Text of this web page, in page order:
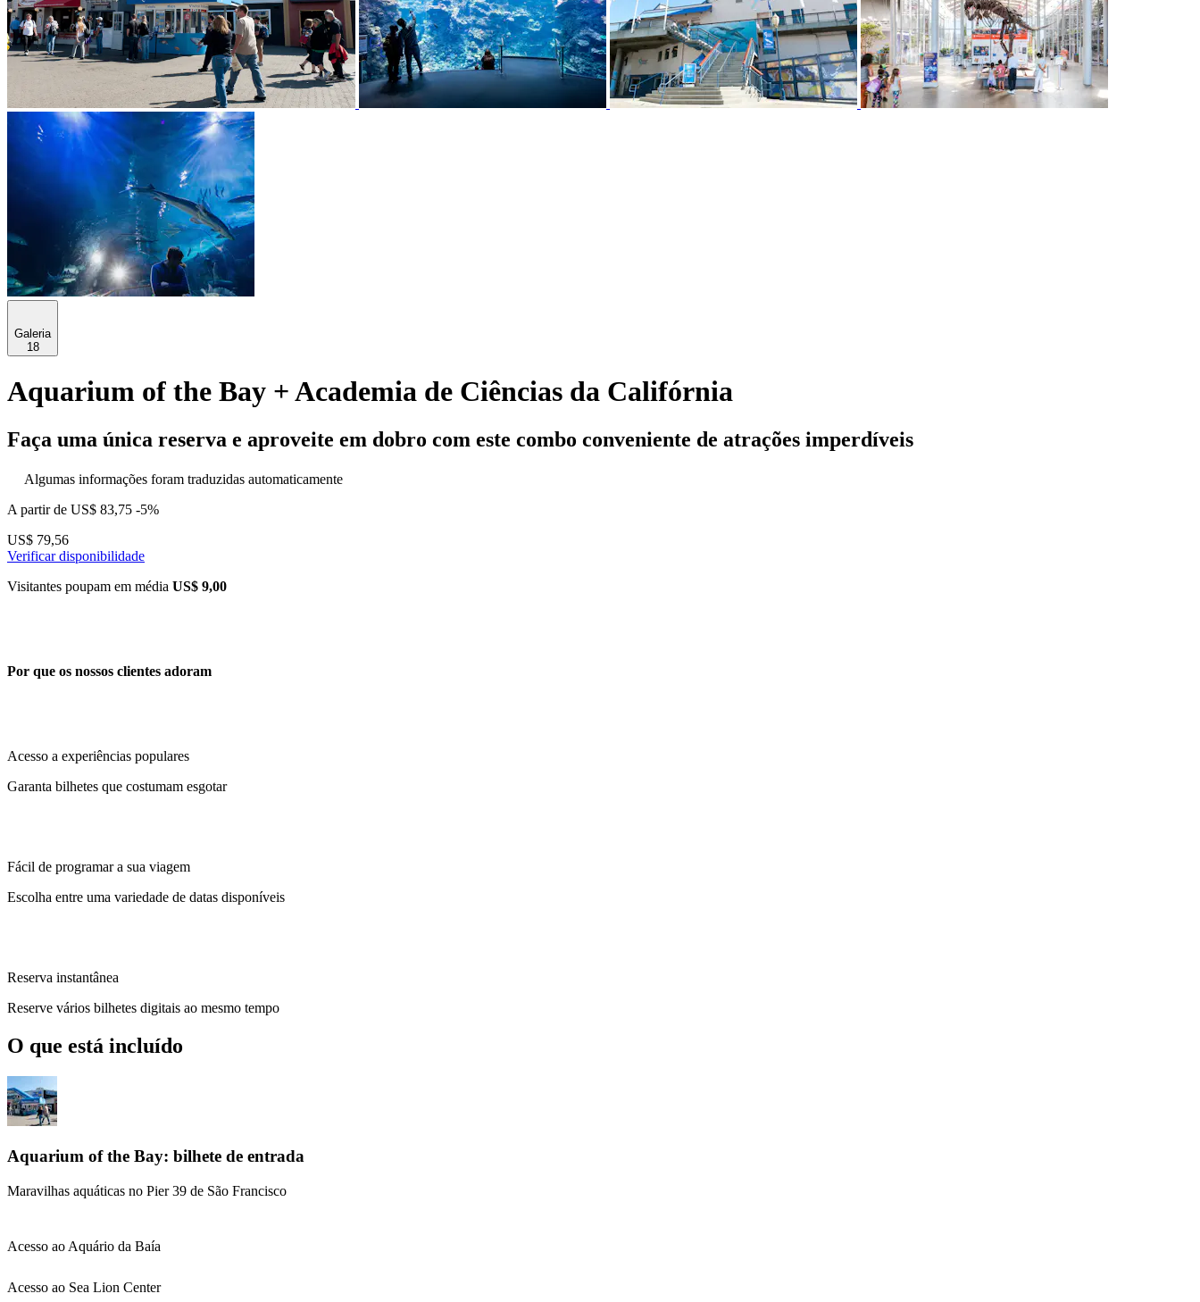
Galeria
18
Aquarium of the Bay + Academia de Ciências da Califórnia
Faça uma única reserva e aproveite em dobro com este combo conveniente de atrações imperdíveis
Algumas informações foram traduzidas automaticamente
A partir de US$ 83,75 -5%
US$ 79,56
Verificar disponibilidade
Visitantes poupam em média US$ 9,00
Por que os nossos clientes adoram
Acesso a experiências populares
Garanta bilhetes que costumam esgotar
Fácil de programar a sua viagem
Escolha entre uma variedade de datas disponíveis
Reserva instantânea
Reserve vários bilhetes digitais ao mesmo tempo
O que está incluído
Aquarium of the Bay: bilhete de entrada
Maravilhas aquáticas no Pier 39 de São Francisco
Acesso ao Aquário da Baía
Acesso ao Sea Lion Center